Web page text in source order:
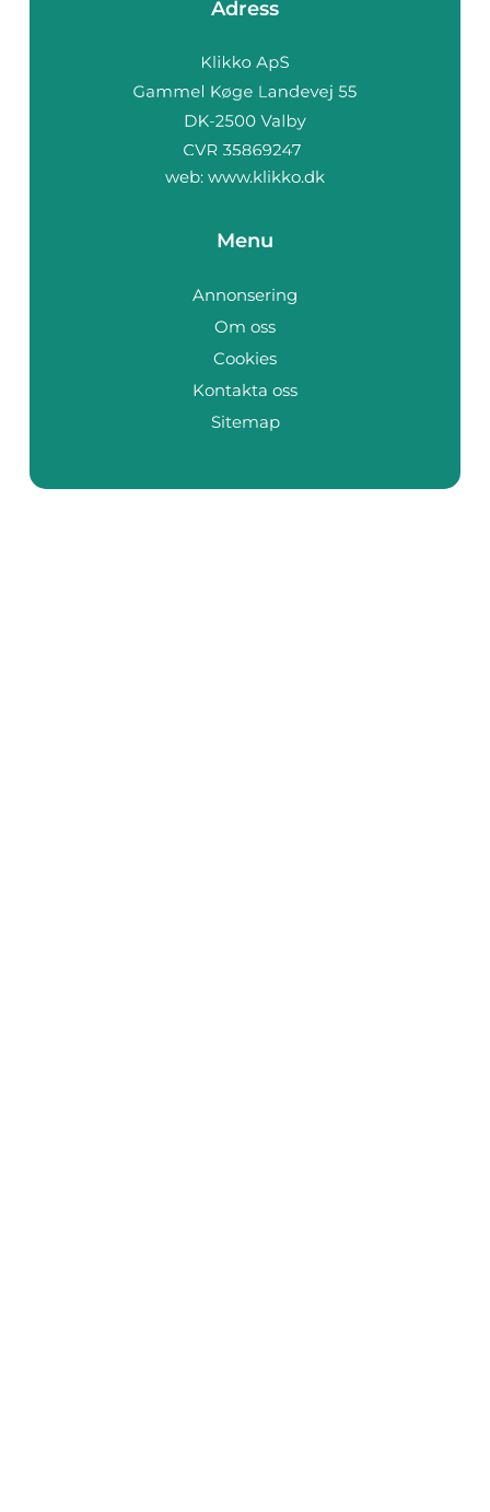
Adress
web: www.klikko.dk
Menu
Annonsering
Om oss
Cookies
Kontakta oss
Sitemap